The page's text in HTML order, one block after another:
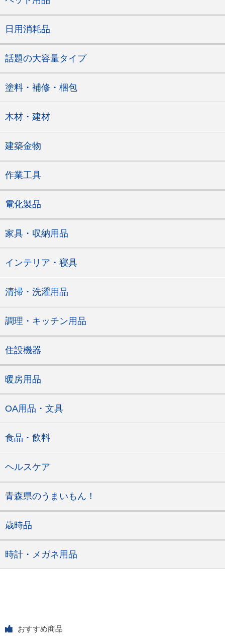
日用消耗品
話題の大容量タイプ
塗料・補修・梱包
木材・建材
建築金物
作業工具
電化製品
家具・収納用品
インテリア・寝具
清掃・洗濯用品
調理・キッチン用品
住設機器
暖房用品
OA用品・文具
食品・飲料
ヘルスケア
青森県のうまいもん！
歳時品
時計・メガネ用品
おすすめ商品